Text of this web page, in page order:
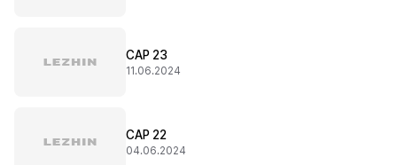
CAP 23
11.06.2024
CAP 22
04.06.2024